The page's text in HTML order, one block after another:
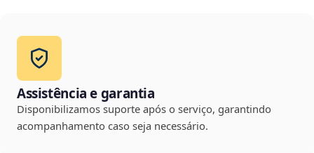
Assistência e garantia
Disponibilizamos suporte após o serviço, garantindo
acompanhamento caso seja necessário.